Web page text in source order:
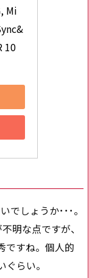
Mi
10
でしょうか･･･。
明な点ですが、
ですね。個人的
らい。